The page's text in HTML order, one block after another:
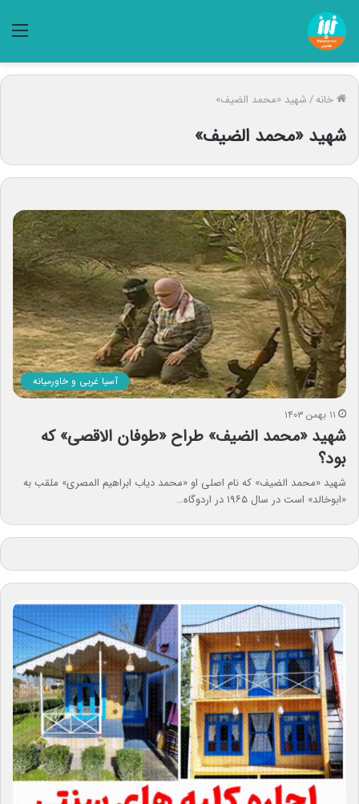
خانه/شهید «محمد الضیف»
شهید «محمد الضیف»
آسیا غربی و خاورمیانه
۱۱ بهمن ۱۴۰۳
شهید «محمد الضیف» طراح «طوفان الاقصی» که
بود؟
شهید «محمد الضیف» که نام اصلی او «محمد دیاب ابراهیم المصری» ملقب به
«ابوخالد» است در سال ۱۹۶۵ در اردوگاه…